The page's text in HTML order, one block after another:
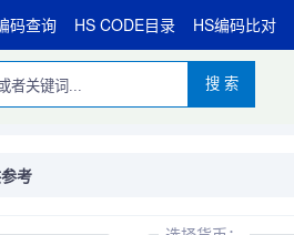
码查询 HS CODE目录 HS编码比对
搜 索
考